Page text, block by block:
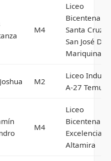
M4
Liceo
Bicentenario
Santa Cruz
San José De
Mariquina
M2
Liceo
A-27 Temuco
M4
Liceo
Excelencia
Altamira